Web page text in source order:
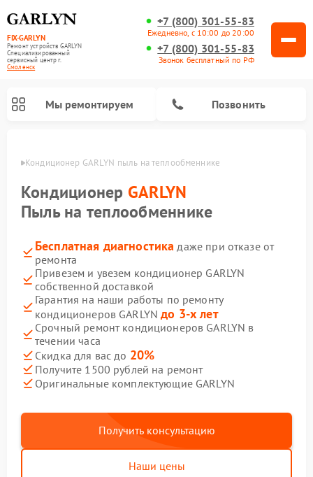
FIX-GARLYN
Ремонт устройств GARLYN
Специализированный
cервисный центр г.
Смоленск
+7 (800) 301-55-83
Ежедневно, с 10:00 до 20:00
+7 (800) 301-55-83
Звонок бесплатный по РФ
Мы ремонтируем Позвонить
Кондиционер GARLYN пыль на теплообменнике
Кондиционер GARLYN
Пыль на теплообменнике
Бесплатная диагностика даже при отказе от
ремонта
Привезем и увезем кондиционер GARLYN
собственной доставкой
Гарантия на наши работы по ремонту
кондиционеров GARLYNдо 3-х лет
Срочный ремонт кондиционеров GARLYN в
течении часа
Скидка для вас до 20%
Получите 1500 рублей на ремонт
Оригинальные комплектующие GARLYN
Получить консультацию
Наши цены